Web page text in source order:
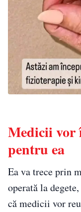
Medicii vor
pentru ea
Ea va trece prin
operată la
că medicii vor